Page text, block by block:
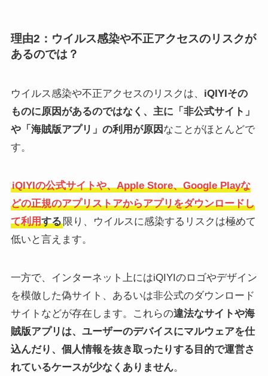
理由2：ウイルス感染や不正アクセスのリスクが
あるのでは？
ウイルス感染や不正アクセスのリスクは、 iQIYIその
ものに原因があるのではなく、主に「非公式サイト」
や「海賊版アプリ」の利用が原因 なことがほとんどで
す。
iQIYIの公式サイトや、Apple Store、Google Playな
どの正規のアプリストアからアプリをダウンロードし
て利用する限り、ウイルスに感染するリスクは極めて
低いと言えます。
一方で、インターネット上にはiQIYIのロゴやデザイン
を模倣した偽サイト、あるいは非公式のダウンロード
サイトなどが存在します。これらの違法なサイトや海
賊版アプリは、ユーザーのデバイスにマルウェアを仕
込んだり、個人情報を抜き取ったりする目的で運営さ
れているケースが少なくありません。